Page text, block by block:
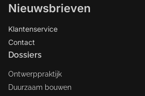
Nieuwsbrieven
Klantenservice
Contact
Dossiers
Ontwerppraktijk
Duurzaam bouwen